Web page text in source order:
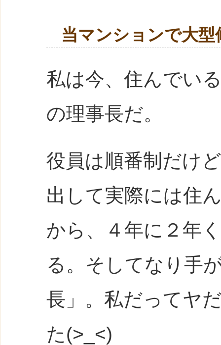
当マンションで大
私は今、住んでい
の理事長だ。
役員は順番制だけ
出して実際には住
から、４年に２年
る。そしてなり手
長」。私だってヤ
た(>_<)